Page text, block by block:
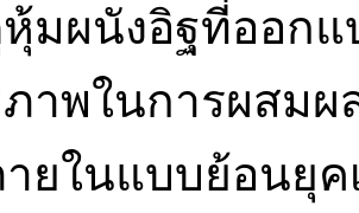
มผนังอิฐที่ออก
าพในการผสม
ยในแบบย้อนยุ